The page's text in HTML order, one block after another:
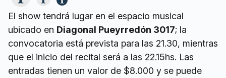
El show tendrá lugar en el espacio musical
ubicado en Diagonal Pueyrredón 3017; la
convocatoria está prevista para las 21.30, mientras
que el inicio del recital será a las 22.15hs. Las
entradas tienen un valor de $8.000 y se puede